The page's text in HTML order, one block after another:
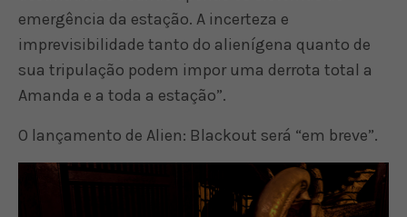
emergência da estação. A incerteza e
imprevisibilidade tanto do alienígena quanto de
sua tripulação podem impor uma derrota total a
Amanda e a toda a estação”.
O lançamento de Alien: Blackout será “em breve”.